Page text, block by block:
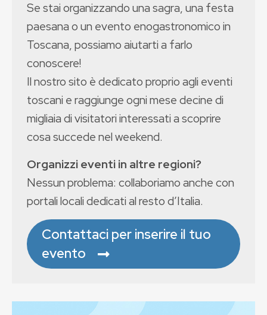
Se stai organizzando una sagra, una festa
paesana o un evento enogastronomico in
Toscana, possiamo aiutarti a farlo
conoscere!
Il nostro sito è dedicato proprio agli eventi
toscani e raggiunge ogni mese decine di
migliaia di visitatori interessati a scoprire
cosa succede nel weekend.
Organizzi eventi in altre regioni?
Nessun problema: collaboriamo anche con
portali locali dedicati al resto d’Italia.
Contattaci per inserire il tuo
evento